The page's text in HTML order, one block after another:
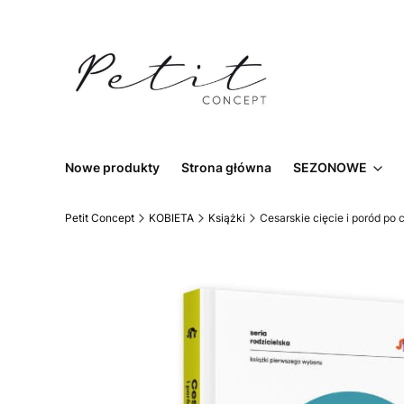
Nowe produkty Strona główna SEZONOWE
Petit Concept KOBIETA Książki Cesarskie cięcie i poród po